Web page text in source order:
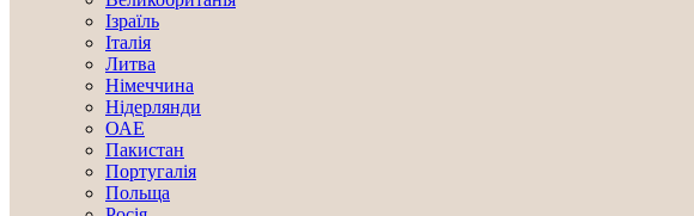
Ізраїль
Італія
Литва
Німеччина
Нідерлянди
ОАЕ
Пакистан
Португалія
Польща